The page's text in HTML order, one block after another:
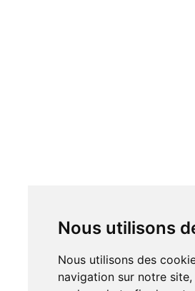
Nous utilisons
Nous utilisons des
navigation sur notre